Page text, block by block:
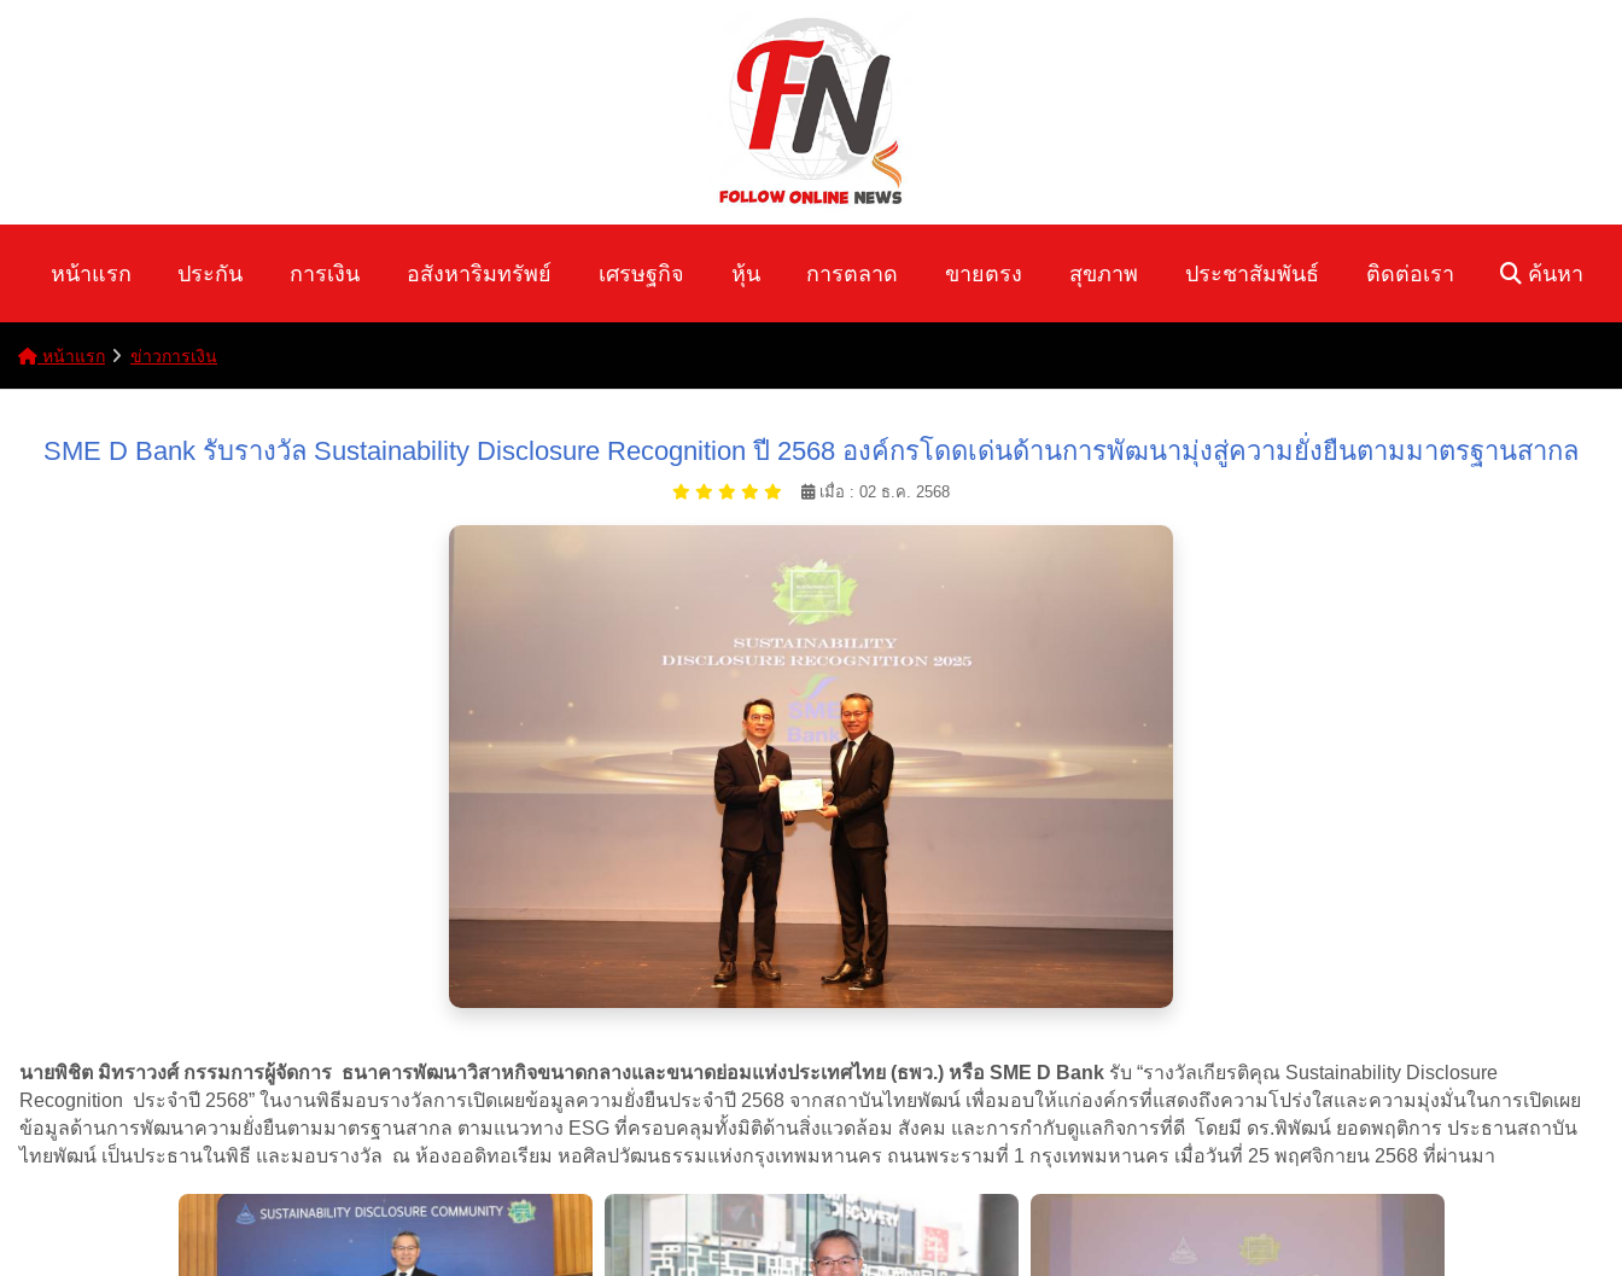
หน้าแรก ประกัน การเงิน อสังหาริมทรัพย์ เศรษฐกิจ หุ้น การตลาด ขายตรง สุขภาพ ประชาสัมพันธ์ ติดต่อเรา ค้นหา
หน้าแรก ข่าวการเงิน
SME D Bank รับรางวัล Sustainability Disclosure Recognition ปี 2568 องค์กรโดดเด่นด้านการพัฒนามุ่งสู่ความยั่งยืนตามมาตรฐานสากล
เมื่อ : 02 ธ.ค. 2568
นายพิชิต มิทราวงศ์ กรรมการผู้จัดการ ธนาคารพัฒนาวิสาหกิจขนาดกลางและขนาดย่อมแห่งประเทศไทย (ธพว.) หรือ SME D Bank รับ “รางวัลเกียรติคุณ Sustainability Disclosure
Recognition ประจำปี 2568” ในงานพิธีมอบรางวัลการเปิดเผยข้อมูลความยั่งยืนประจำปี 2568 จากสถาบันไทยพัฒน์ เพื่อมอบให้แก่องค์กรที่แสดงถึงความโปร่งใสและความมุ่งมั่นในการเปิดเผย
ข้อมูลด้านการพัฒนาความยั่งยืนตามมาตรฐานสากล ตามแนวทาง ESG ที่ครอบคลุมทั้งมิติด้านสิ่งแวดล้อม สังคม และการกำกับดูแลกิจการที่ดี โดยมี ดร.พิพัฒน์ ยอดพฤติการ ประธานสถาบัน
ไทยพัฒน์ เป็นประธานในพิธี และมอบรางวัล ณ ห้องออดิทอเรียม หอศิลปวัฒนธรรมแห่งกรุงเทพมหานคร ถนนพระรามที่ 1 กรุงเทพมหานคร เมื่อวันที่ 25 พฤศจิกายน 2568 ที่ผ่านมา